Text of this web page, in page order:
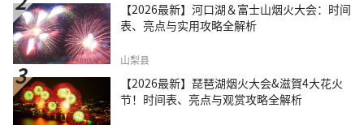
【2026最新】河口湖＆富士山烟火大会：时间
表、亮点与实用攻略全解析
山梨县
【2026最新】琵琶湖烟火大会&滋賀4大花火
节！时间表、亮点与观赏攻略全解析